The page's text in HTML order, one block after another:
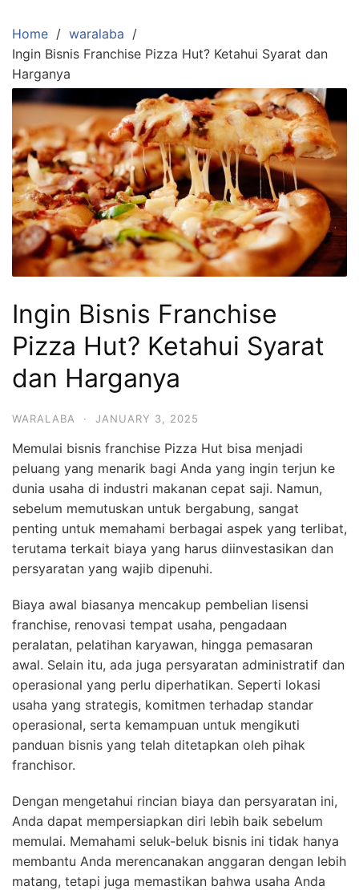
content
Home
waralaba
Ingin Bisnis Franchise Pizza Hut? Ketahui Syarat dan
Harganya
Ingin Bisnis Franchise
Pizza Hut? Ketahui Syarat
dan Harganya
WARALABA · JANUARY 3, 2025
Memulai bisnis franchise Pizza Hut bisa menjadi
peluang yang menarik bagi Anda yang ingin terjun ke
dunia usaha di industri makanan cepat saji. Namun,
sebelum memutuskan untuk bergabung, sangat
penting untuk memahami berbagai aspek yang terlibat,
terutama terkait biaya yang harus diinvestasikan dan
persyaratan yang wajib dipenuhi.
Biaya awal biasanya mencakup pembelian lisensi
franchise, renovasi tempat usaha, pengadaan
peralatan, pelatihan karyawan, hingga pemasaran
awal. Selain itu, ada juga persyaratan administratif dan
operasional yang perlu diperhatikan. Seperti lokasi
usaha yang strategis, komitmen terhadap standar
operasional, serta kemampuan untuk mengikuti
panduan bisnis yang telah ditetapkan oleh pihak
franchisor.
Dengan mengetahui rincian biaya dan persyaratan ini,
Anda dapat mempersiapkan diri lebih baik sebelum
memulai. Memahami seluk-beluk bisnis ini tidak hanya
membantu Anda merencanakan anggaran dengan lebih
matang, tetapi juga memastikan bahwa usaha Anda